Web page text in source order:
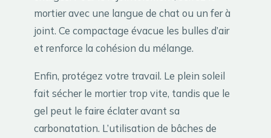
mortier avec une langue de chat ou un fer à
joint. Ce compactage évacue les bulles d’air
et renforce la cohésion du mélange.
Enfin, protégez votre travail. Le plein soleil
fait sécher le mortier trop vite, tandis que le
gel peut le faire éclater avant sa
carbonatation. L’utilisation de bâches de